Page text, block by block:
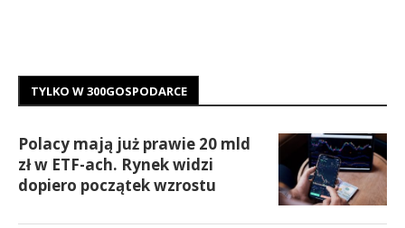
TYLKO W 300GOSPODARCE
Polacy mają już prawie 20 mld
zł w ETF-ach. Rynek widzi
dopiero początek wzrostu